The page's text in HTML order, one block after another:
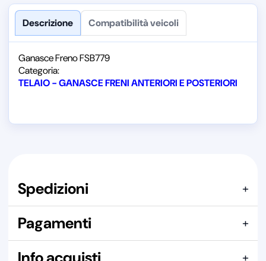
Descrizione Compatibilità veicoli
Ganasce Freno FSB779
Categoria:
TELAIO - GANASCE FRENI ANTERIORI E POSTERIORI
Spedizioni +
Indicazione riferita a un singolo pezzo. Il costo effettivo dipende
dalla composizione complessiva dell’ordine.
Spediamo con i seguenti corrieri:
Pagamenti +
+